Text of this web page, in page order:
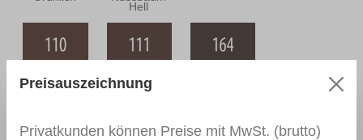
Hell
0110
Nussbaum
0111
Nussbaum
Preisauszeichnung
Privatkunden können Preise mit MwSt. (brutto)